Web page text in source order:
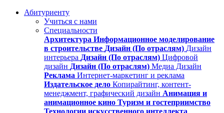
Абитуриенту
Учиться с нами
Специальности
Архитектура Информационное моделирование
в строительстве Дизайн (По отраслям) Дизайн
интерьера Дизайн (По отраслям) Цифровой
дизайн Дизайн (По отраслям) Медиа Дизайн
Реклама Интернет-маркетинг и реклама
Издательское дело Копирайтинг, контент-
менеджмент, графический дизайн Анимация и
анимационное кино Туризм и гостеприимство
Технологии искусственного интеллекта